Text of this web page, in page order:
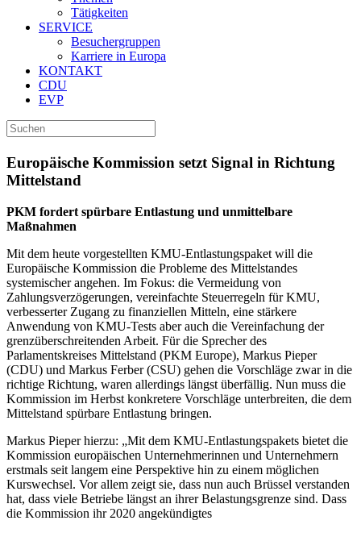
Tätigkeiten
SERVICE
Besuchergruppen
Karriere in Europa
KONTAKT
CDU
EVP
Europäische Kommission setzt Signal in Richtung
Mittelstand
PKM fordert spürbare Entlastung und unmittelbare
Maßnahmen
Mit dem heute vorgestellten KMU-Entlastungspaket will die
Europäische Kommission die Probleme des Mittelstandes
systemischer angehen. Im Fokus: die Vermeidung von
Zahlungsverzögerungen, vereinfachte Steuerregeln für KMU,
verbesserter Zugang zu finanziellen Mitteln, eine stärkere
Anwendung von KMU-Tests aber auch die Vereinfachung der
grenzüberschreitenden Arbeit. Für die Sprecher des
Parlamentskreises Mittelstand (PKM Europe), Markus Pieper
(CDU) und Markus Ferber (CSU) gehen die Vorschläge zwar in die
richtige Richtung, waren allerdings längst überfällig. Nun muss die
Kommission im Herbst konkretere Vorschläge unterbreiten, die dem
Mittelstand spürbare Entlastung bringen.
Markus Pieper hierzu: „Mit dem KMU-Entlastungspakets bietet die
Kommission europäischen Unternehmerinnen und Unternehmern
erstmals seit langem eine Perspektive hin zu einem möglichen
Kurswechsel. Vor allem zeigt sie, dass nun auch Brüssel verstanden
hat, dass viele Betriebe längst an ihrer Belastungsgrenze sind. Dass
die Kommission ihr 2020 angekündigtes